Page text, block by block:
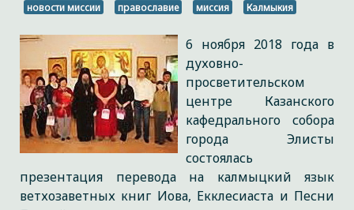
новости миссии православие миссия Калмыкия
6 ноября 2018 года в
духовно-
просветительском
центре Казанского
кафедрального собора
города Элисты
состоялась
презентация перевода на калмыцкий язык
ветхозаветных книг Иова, Екклесиаста и Песни